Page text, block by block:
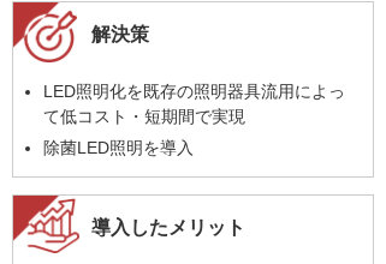
解決策
LED照明化を既存の照明器具流用によっ
て低コスト・短期間で実現
除菌LED照明を導入
導入したメリット